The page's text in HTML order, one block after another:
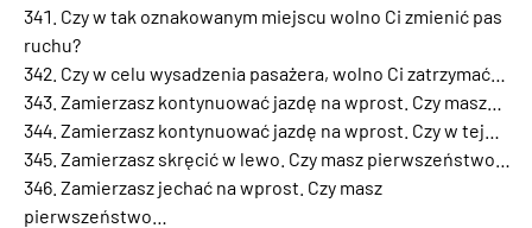
Czy w tak oznakowanym miejscu wolno Ci zmienić pas
ruchu?
Czy w celu wysadzenia pasażera, wolno Ci zatrzymać…
Zamierzasz kontynuować jazdę na wprost. Czy masz…
Zamierzasz kontynuować jazdę na wprost. Czy w tej…
Zamierzasz skręcić w lewo. Czy masz pierwszeństwo…
Zamierzasz jechać na wprost. Czy masz
pierwszeństwo…